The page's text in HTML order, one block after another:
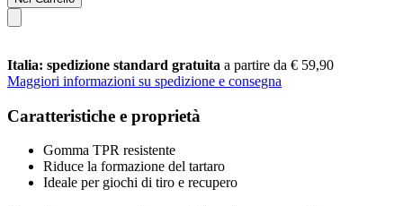
Italia: spedizione standard gratuita a partire da € 59,90
Maggiori informazioni su spedizione e consegna
Caratteristiche e proprietà
Gomma TPR resistente
Riduce la formazione del tartaro
Ideale per giochi di tiro e recupero